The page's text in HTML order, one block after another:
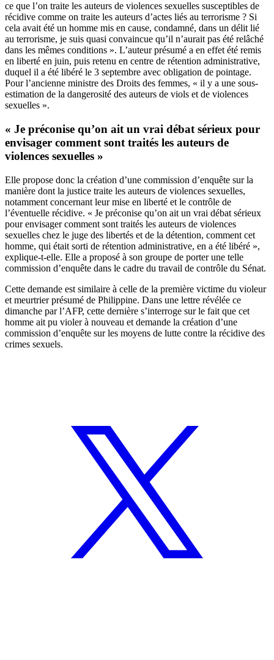
ce que l’on traite les auteurs de violences sexuelles susceptibles de
récidive comme on traite les auteurs d’actes liés au terrorisme ? Si
cela avait été un homme mis en cause, condamné, dans un délit lié
au terrorisme, je suis quasi convaincue qu’il n’aurait pas été relâché
dans les mêmes conditions ». L’auteur présumé a en effet été remis
en liberté en juin, puis retenu en centre de rétention administrative,
duquel il a été libéré le 3 septembre avec obligation de pointage.
Pour l’ancienne ministre des Droits des femmes, « il y a une sous-
estimation de la dangerosité des auteurs de viols et de violences
sexuelles ».
« Je préconise qu’on ait un vrai débat sérieux pour
envisager comment sont traités les auteurs de
violences sexuelles »
Elle propose donc la création d’une commission d’enquête sur la
manière dont la justice traite les auteurs de violences sexuelles,
notamment concernant leur mise en liberté et le contrôle de
l’éventuelle récidive. « Je préconise qu’on ait un vrai débat sérieux
pour envisager comment sont traités les auteurs de violences
sexuelles chez le juge des libertés et de la détention, comment cet
homme, qui était sorti de rétention administrative, en a été libéré »,
explique-t-elle. Elle a proposé à son groupe de porter une telle
commission d’enquête dans le cadre du travail de contrôle du Sénat.
Cette demande est similaire à celle de la première victime du violeur
et meurtrier présumé de Philippine. Dans une lettre révélée ce
dimanche par l’AFP, cette dernière s’interroge sur le fait que cet
homme ait pu violer à nouveau et demande la création d’une
commission d’enquête sur les moyens de lutte contre la récidive des
crimes sexuels.